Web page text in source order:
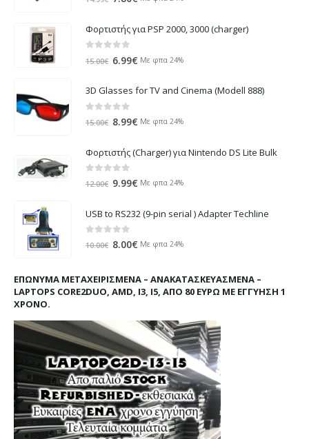
was:
14.99€.
τιμή
Φορτιστής για PSP 2000, 3000 (charger)
out of 5
15.00€ Original
was:
15.00€.
6.99€ Η
τιμή
Με φπα 24%
3D Glasses for TV and Cinema (Modell 888)
out of 5
15.00€ Original
was:
15.00€.
8.99€ Η
τιμή
είναι:
Με φπα 24%
Φορτιστής (Charger) για Nintendo DS Lite Bulk
out of 5
12.00€ Original
was:
12.00€.
9.99€ Η
τιμή
είναι:
Με φπα 24%
USB to RS232 (9-pin serial ) Adapter Techline
out of 5
10.00€ Original
10.00€.
8.00€ Η
είναι:
8.00€.
Με φπα 24%
ΕΠΏΝΥΜΑ ΜΕΤΑΧΕΙΡΙΣΜΈΝΑ – ΑΝΑΚΑΤΑΣΚΕΥΑΣΜΈΝΑ –
LAPTOPS CORE2DUO, AMD, I3, I5, ΑΠΌ 80 ΕΥΡΏ ΜΕ ΕΓΓΎΗΣΗ 1
ΧΡΌΝΟ.